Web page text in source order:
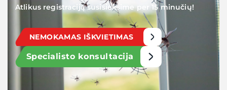
Atlikus registraciją susisieksime per 15 minučių!
NEMOKAMAS IŠKVIETIMAS
Specialisto konsultacija